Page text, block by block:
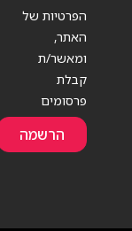
הפרטיות של
האתר,
ומאשר/ת
קבלת
פרסומים
הרשמה